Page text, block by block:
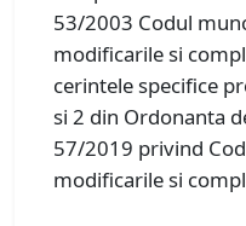
53/2003 Codul
modificarile si
cerintele specifice
si 2 din Ordonanta
57/2019 privind
modificarile si